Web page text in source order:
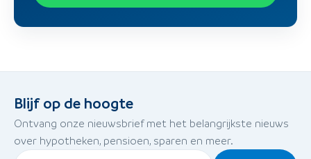
Blijf op de hoogte
Ontvang onze nieuwsbrief met het belangrijkste nieuws
over hypotheken, pensioen, sparen en meer.